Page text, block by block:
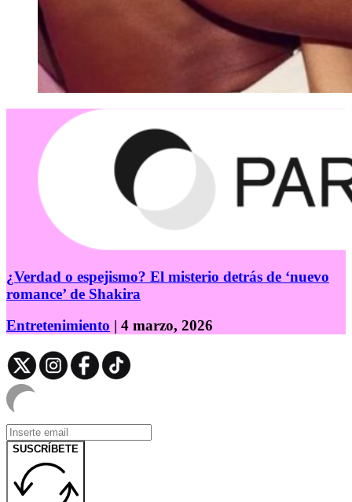
¿Verdad o espejismo? El misterio detrás de ‘nuevo
romance’ de Shakira
Entretenimiento | 4 marzo, 2026
SUSCRÍBETE